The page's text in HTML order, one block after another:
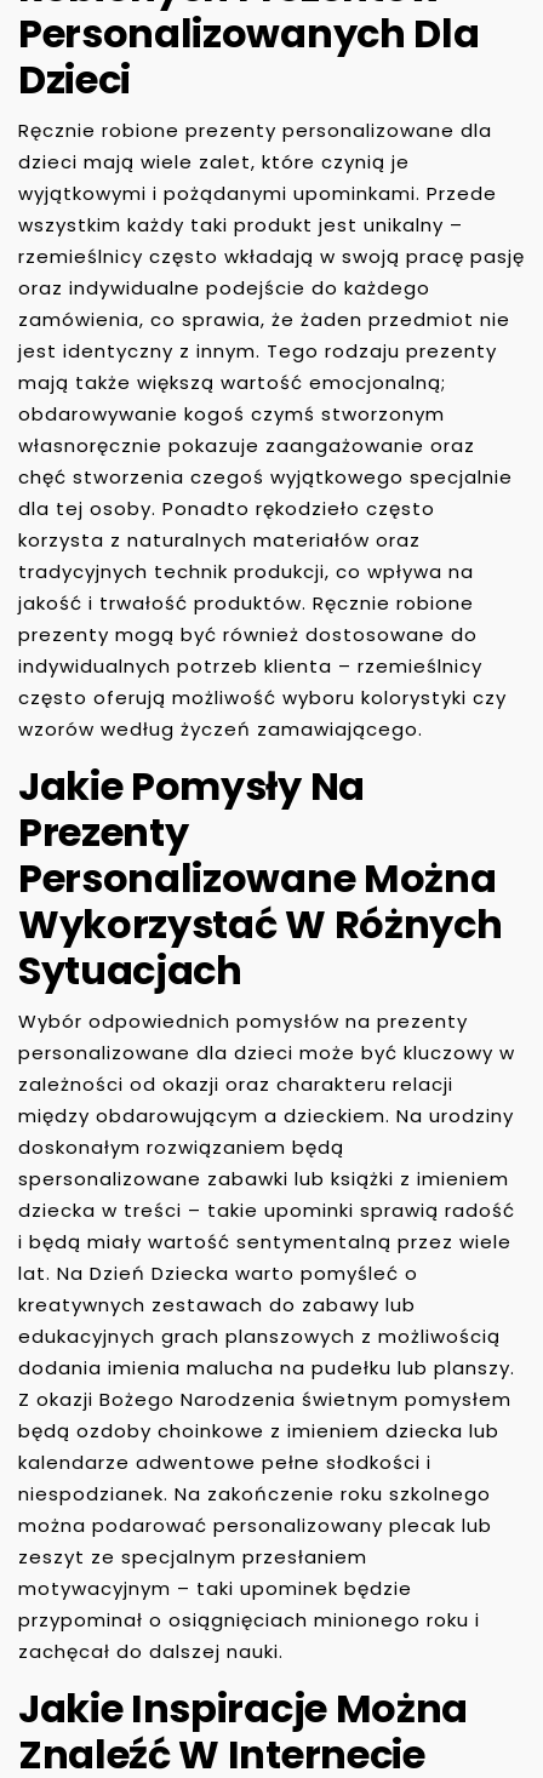
Personalizowanych Dla
Dzieci
Ręcznie robione prezenty personalizowane dla
dzieci mają wiele zalet, które czynią je
wyjątkowymi i pożądanymi upominkami. Przede
wszystkim każdy taki produkt jest unikalny –
rzemieślnicy często wkładają w swoją pracę pasję
oraz indywidualne podejście do każdego
zamówienia, co sprawia, że żaden przedmiot nie
jest identyczny z innym. Tego rodzaju prezenty
mają także większą wartość emocjonalną;
obdarowywanie kogoś czymś stworzonym
własnoręcznie pokazuje zaangażowanie oraz
chęć stworzenia czegoś wyjątkowego specjalnie
dla tej osoby. Ponadto rękodzieło często
korzysta z naturalnych materiałów oraz
tradycyjnych technik produkcji, co wpływa na
jakość i trwałość produktów. Ręcznie robione
prezenty mogą być również dostosowane do
indywidualnych potrzeb klienta – rzemieślnicy
często oferują możliwość wyboru kolorystyki czy
wzorów według życzeń zamawiającego.
Jakie Pomysły Na
Prezenty
Personalizowane Można
Wykorzystać W Różnych
Sytuacjach
Wybór odpowiednich pomysłów na prezenty
personalizowane dla dzieci może być kluczowy w
zależności od okazji oraz charakteru relacji
między obdarowującym a dzieckiem. Na urodziny
doskonałym rozwiązaniem będą
spersonalizowane zabawki lub książki z imieniem
dziecka w treści – takie upominki sprawią radość
i będą miały wartość sentymentalną przez wiele
lat. Na Dzień Dziecka warto pomyśleć o
kreatywnych zestawach do zabawy lub
edukacyjnych grach planszowych z możliwością
dodania imienia malucha na pudełku lub planszy.
Z okazji Bożego Narodzenia świetnym pomysłem
będą ozdoby choinkowe z imieniem dziecka lub
kalendarze adwentowe pełne słodkości i
niespodzianek. Na zakończenie roku szkolnego
można podarować personalizowany plecak lub
zeszyt ze specjalnym przesłaniem
motywacyjnym – taki upominek będzie
przypominał o osiągnięciach minionego roku i
zachęcał do dalszej nauki.
Jakie Inspiracje Można
Znaleźć W Internecie